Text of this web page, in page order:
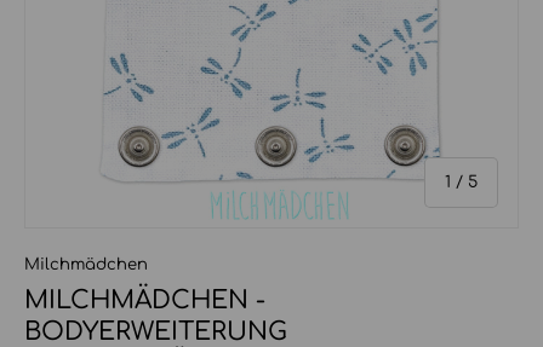
1 / von
5
Milchmädchen
MILCHMÄDCHEN -
BODYERWEITERUNG